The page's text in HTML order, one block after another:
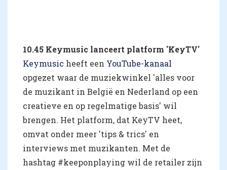
10.45 Keymusic lanceert platform 'KeyTV'
Keymusic heeft een YouTube-kanaal
opgezet waar de muziekwinkel 'alles voor
de muzikant in België en Nederland op een
creatieve en op regelmatige basis' wil
brengen. Het platform, dat KeyTV heet,
omvat onder meer 'tips & trics' en
interviews met muzikanten. Met de
hashtag #keeponplaying wil de retailer zijn